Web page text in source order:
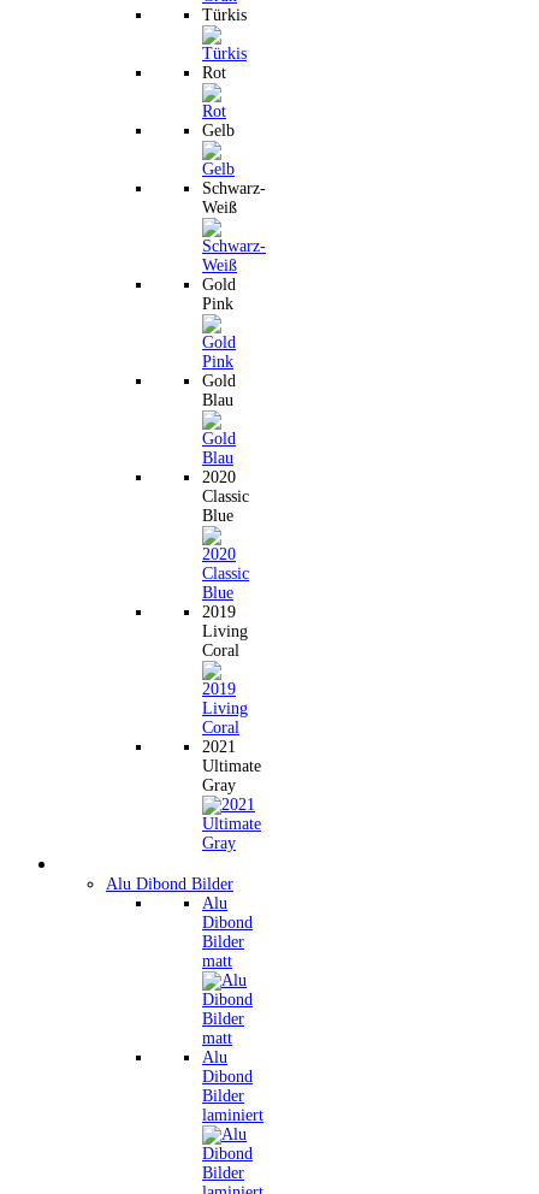
Türkis
Rot
Gelb
Schwarz-
Weiß
Gold
Pink
Gold
Blau
2020
Classic
Blue
2019
Living
Coral
2021
Ultimate
Gray
Alu Dibond Bilder
Alu
Dibond
Bilder
matt
Alu
Dibond
Bilder
laminiert